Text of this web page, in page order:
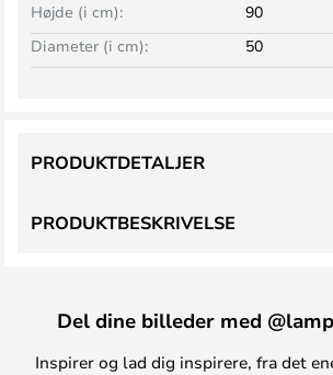
Højde (i cm):
90
Diameter (i cm):
50
PRODUKTBESKRIVELSE
PRODUKTDETALJER
Del dine billeder med
Inspirer og lad dig inspirere, fra det